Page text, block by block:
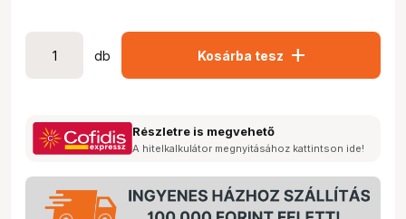
db Kosárba tesz add
Részletre is megvehető
A hitelkalkulátor megnyitásához kattintson ide!